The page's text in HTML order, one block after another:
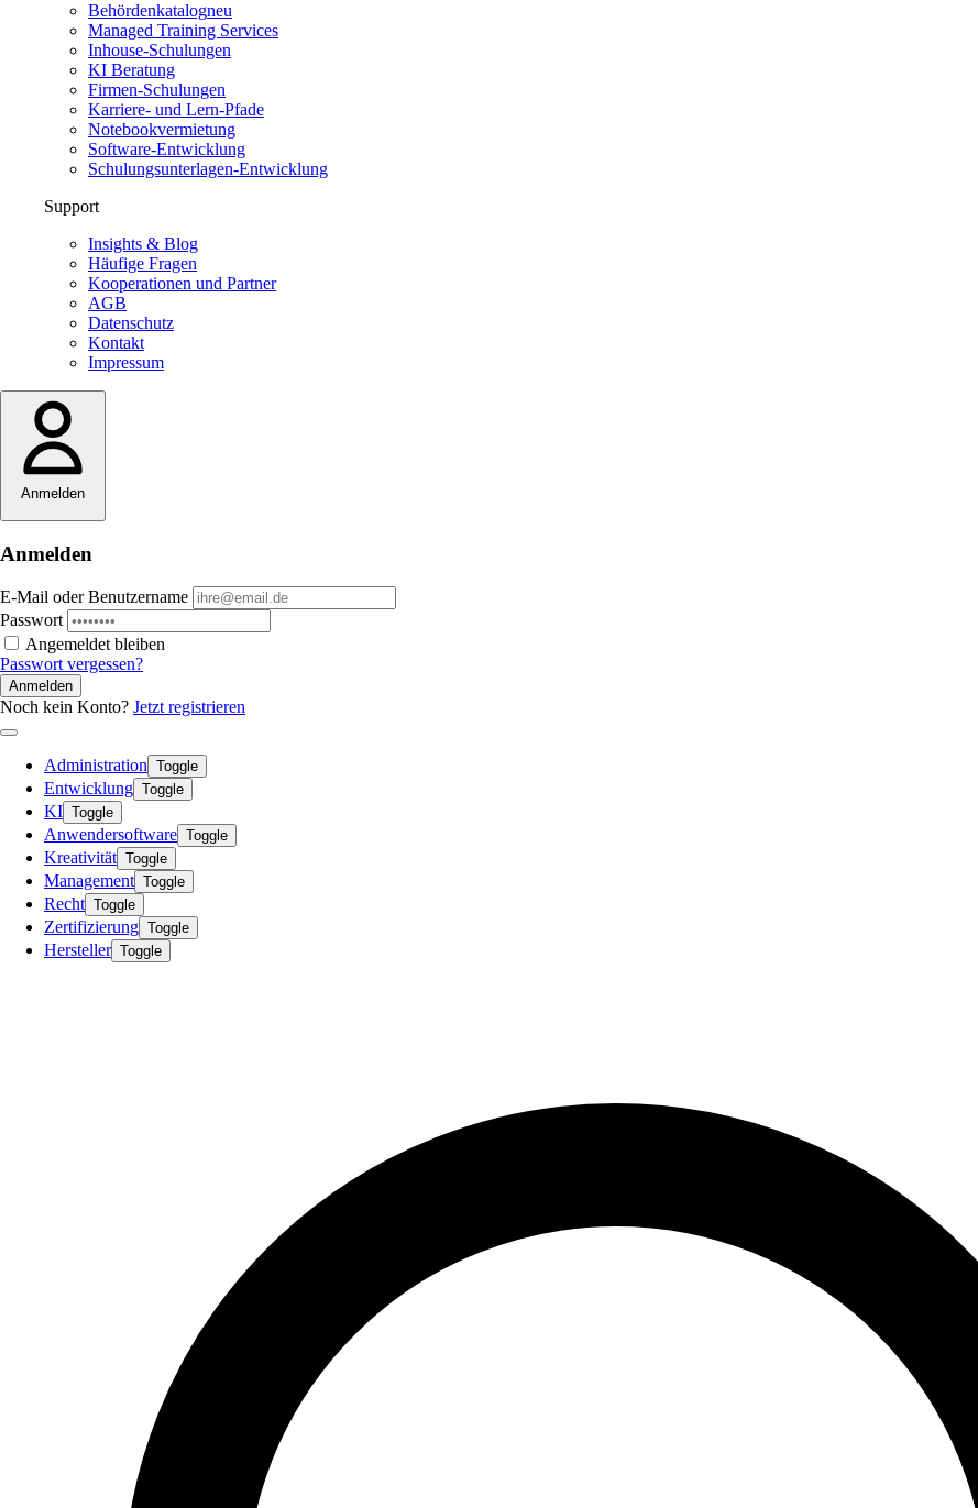
Behördenkatalogneu
Managed Training Services
Inhouse-Schulungen
KI Beratung
Firmen-Schulungen
Karriere- und Lern-Pfade
Notebookvermietung
Software-Entwicklung
Schulungsunterlagen-Entwicklung
Support
Insights & Blog
Häufige Fragen
Kooperationen und Partner
AGB
Datenschutz
Kontakt
Impressum
Anmelden
Anmelden
E-Mail oder Benutzername
Passwort
Angemeldet bleiben
Passwort vergessen?
Anmelden
Noch kein Konto? Jetzt registrieren
Administration Toggle
Entwicklung Toggle
KI Toggle
Anwendersoftware Toggle
Kreativität Toggle
Management Toggle
Recht Toggle
Zertifizierung Toggle
Hersteller Toggle